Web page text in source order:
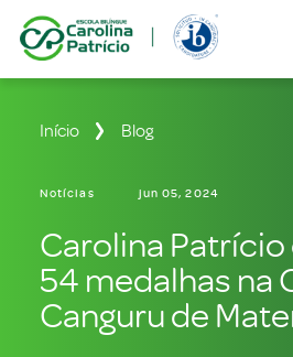
Início Blog
Notícias jun 05, 2024
Carolina
54 medalhas na
Canguru de